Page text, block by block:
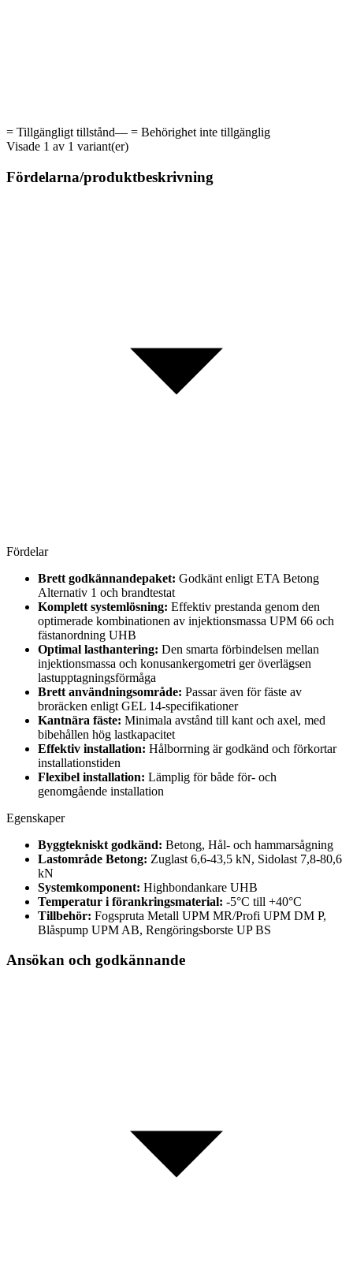
= Tillgängligt tillstånd— = Behörighet inte tillgänglig
Visade 1 av 1 variant(er)
Fördelarna/produktbeskrivning
Fördelar
Brett godkännandepaket: Godkänt enligt ETA Betong
Alternativ 1 och brandtestat
Komplett systemlösning: Effektiv prestanda genom den
optimerade kombinationen av injektionsmassa UPM 66 och
fästanordning UHB
Optimal lasthantering: Den smarta förbindelsen mellan
injektionsmassa och konusankergometri ger överlägsen
lastupptagningsförmåga
Brett användningsområde: Passar även för fäste av
broräcken enligt GEL 14-specifikationer
Kantnära fäste: Minimala avstånd till kant och axel, med
bibehållen hög lastkapacitet
Effektiv installation: Hålborrning är godkänd och förkortar
installationstiden
Flexibel installation: Lämplig för både för- och
genomgående installation
Egenskaper
Byggtekniskt godkänd: Betong, Hål- och hammarsågning
Lastområde Betong: Zuglast 6,6-43,5 kN, Sidolast 7,8-80,6
kN
Systemkomponent: Highbondankare UHB
Temperatur i förankringsmaterial: -5°C till +40°C
Tillbehör: Fogspruta Metall UPM MR/Profi UPM DM P,
Blåspump UPM AB, Rengöringsborste UP BS
Ansökan och godkännande